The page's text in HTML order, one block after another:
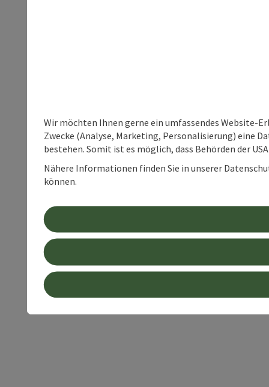
Wir möchten Ihnen gerne ein umfassendes Website-
Zwecke (Analyse, Marketing, Personalisierung) eine
bestehen. Somit ist es möglich, dass Behörden der
Nähere Informationen finden Sie in unserer
können.